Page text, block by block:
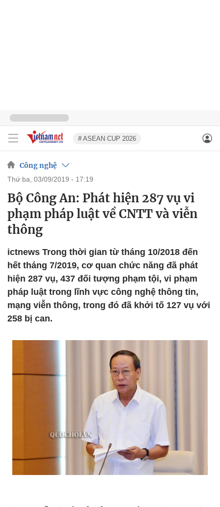
# ASEAN CUP 2026
Công nghệ
thứ ba, 03/09/2019 - 17:19
Bộ Công An: Phát hiện 287 vụ vi
phạm pháp luật về CNTT và viễn
thông
ictnews Trong thời gian từ tháng 10/2018 đến
hết tháng 7/2019, cơ quan chức năng đã phát
hiện 287 vụ, 437 đối tượng phạm tội, vi phạm
pháp luật trong lĩnh vực công nghệ thông tin,
mạng viễn thông, trong đó đã khởi tố 127 vụ với
258 bị can.